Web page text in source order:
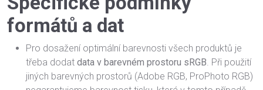
formátů a dat
Pro dosažení optimální barevnosti všech produktů je
třeba dodat data v barevném prostoru sRGB. Při použití
jiných barevných prostorů (Adobe RGB, ProPhoto RGB)